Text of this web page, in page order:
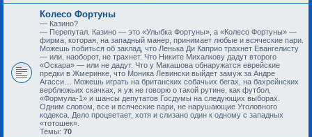
Колесо Фортуны
— Казино?
— Перепутал. Казино — это «Улыбка Фортуны», а «Колесо Фортуны» —
фирма, которая, на западный манер, принимает любые и всяческие пари.
Можешь побиться об заклад, что Ленька Ди Каприо трахнет Евангелисту
— или, наоборот, не трахнет. Что Никите Михалкову дадут второго
«Оскара» — или не дадут. Что у Макашова обнаружатся еврейские
предки в Жмеринке, что Моника Левински выйдет замуж за Андре
Агасси… Можешь играть на британских собачьих бегах, на бахрейнских
верблюжьих скачках, я уж не говорю о такой рутине, как футбол,
«Формула-1» и шансы депутатов Госдумы на следующих выборах.
Одним словом, все и всяческие пари, не нарушающие Уголовного
кодекса. Дело процветает, хотя и слизано один к одному с западных
«тотошек».
Темы: 70